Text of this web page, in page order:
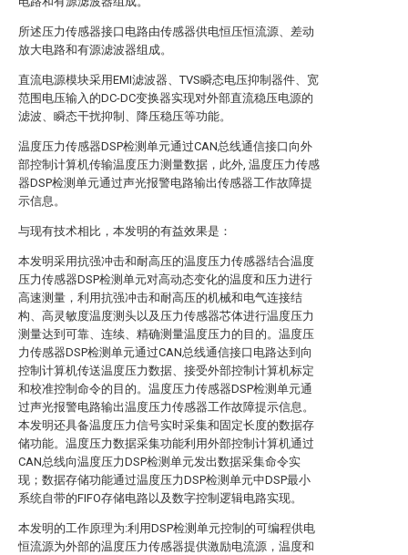
所述压力传感器接口电路由传感器供电恒压恒流源、差动
放大电路和有源滤波器组成。
直流电源模块采用EMI滤波器、TVS瞬态电压抑制器件、宽
范围电压输入的DC-DC变换器实现对外部直流稳压电源的
滤波、瞬态干扰抑制、降压稳压等功能。
温度压力传感器DSP检测单元通过CAN总线通信接口向外
部控制计算机传输温度压力测量数据，此外, 温度压力传感
器DSP检测单元通过声光报警电路输出传感器工作故障提
示信息。
与现有技术相比，本发明的有益效果是：
本发明采用抗强冲击和耐高压的温度压力传感器结合温度
压力传感器DSP检测单元对高动态变化的温度和压力进行
高速测量，利用抗强冲击和耐高压的机械和电气连接结
构、高灵敏度温度测头以及压力传感器芯体进行温度压力
测量达到可靠、连续、精确测量温度压力的目的。温度压
力传感器DSP检测单元通过CAN总线通信接口电路达到向
控制计算机传送温度压力数据、接受外部控制计算机标定
和校准控制命令的目的。温度压力传感器DSP检测单元通
过声光报警电路输出温度压力传感器工作故障提示信息。
本发明还具备温度压力信号实时采集和固定长度的数据存
储功能。温度压力数据采集功能利用外部控制计算机通过
CAN总线向温度压力DSP检测单元发出数据采集命令实
现；数据存储功能通过温度压力DSP检测单元中DSP最小
系统自带的FIFO存储电路以及数字控制逻辑电路实现。
本发明的工作原理为:利用DSP检测单元控制的可编程供电
恒流源为外部的温度压力传感器提供激励电流源，温度和